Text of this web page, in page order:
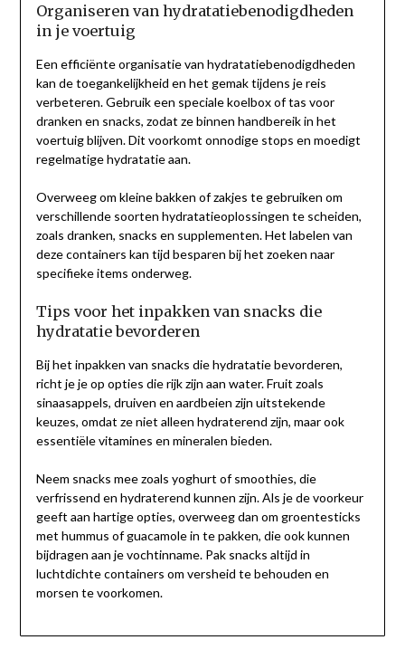
Organiseren van hydratatiebenodigdheden
in je voertuig
Een efficiënte organisatie van hydratatiebenodigdheden
kan de toegankelijkheid en het gemak tijdens je reis
verbeteren. Gebruik een speciale koelbox of tas voor
dranken en snacks, zodat ze binnen handbereik in het
voertuig blijven. Dit voorkomt onnodige stops en moedigt
regelmatige hydratatie aan.
Overweeg om kleine bakken of zakjes te gebruiken om
verschillende soorten hydratatieoplossingen te scheiden,
zoals dranken, snacks en supplementen. Het labelen van
deze containers kan tijd besparen bij het zoeken naar
specifieke items onderweg.
Tips voor het inpakken van snacks die
hydratatie bevorderen
Bij het inpakken van snacks die hydratatie bevorderen,
richt je je op opties die rijk zijn aan water. Fruit zoals
sinaasappels, druiven en aardbeien zijn uitstekende
keuzes, omdat ze niet alleen hydraterend zijn, maar ook
essentiële vitamines en mineralen bieden.
Neem snacks mee zoals yoghurt of smoothies, die
verfrissend en hydraterend kunnen zijn. Als je de voorkeur
geeft aan hartige opties, overweeg dan om groentesticks
met hummus of guacamole in te pakken, die ook kunnen
bijdragen aan je vochtinname. Pak snacks altijd in
luchtdichte containers om versheid te behouden en
morsen te voorkomen.